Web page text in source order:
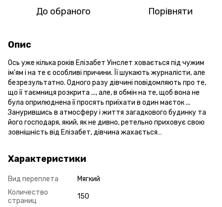
До обраного Порівняти
Опис
Ось уже кілька років Елізабет Уінслет ховається під чужим
ім'ям і на те є особливі причини. Її шукають журналісти, але
безрезультатно. Одного разу дівчині повідомляють про те,
що її таємниця розкрита ..., але, в обмін на те, щоб вона не
була оприлюднена її просять приїхати в один маєток ...
Занурившись в атмосферу і життя загадкового будинку та
його господаря, який, як не дивно, ретельно приховує свою
зовнішність від Елізабет, дівчина жахається…
Характеристики
Вид переплета
Мягкий
Количество
страниц
150